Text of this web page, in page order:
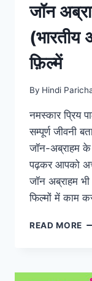
जॉन
(भारतीय
फ़िल्में
By Hindi
नमस्कार प्रिय
सम्पूर्ण जीवनी
जॉन-अब्राहम के
पढ़कर आपको
जॉन अब्राहम
फिल्मों में काम
READ MORE